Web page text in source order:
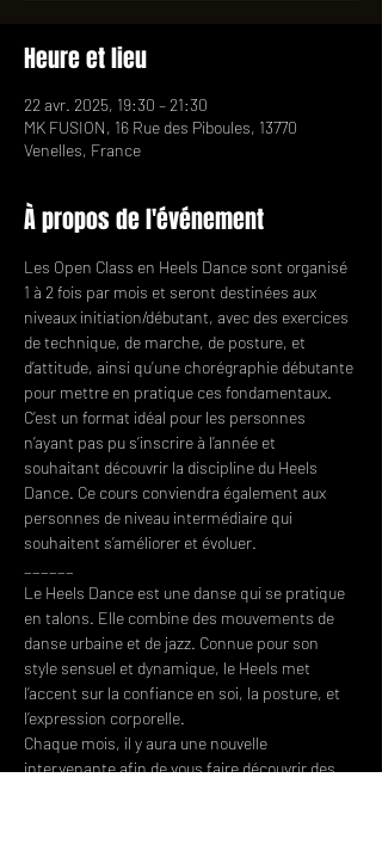
Heure et lieu
22 avr. 2025, 19:30 – 21:30
MK FUSION, 16 Rue des Piboules, 13770
Venelles, France
À propos de l'événement
Les Open Class en Heels Dance sont organisé
1 à 2 fois par mois et seront destinées aux
niveaux initiation/débutant, avec des exercices
de technique, de marche, de posture, et
d’attitude, ainsi qu’une chorégraphie débutante
pour mettre en pratique ces fondamentaux.
C’est un format idéal pour les personnes
n’ayant pas pu s’inscrire à l’année et
souhaitant découvrir la discipline du Heels
Dance. Ce cours conviendra également aux
personnes de niveau intermédiaire qui
souhaitent s’améliorer et évoluer.
Le Heels Dance est une danse qui se pratique
en talons. Elle combine des mouvements de
danse urbaine et de jazz. Connue pour son
style sensuel et dynamique, le Heels met
l’accent sur la confiance en soi, la posture, et
l’expression corporelle.
Chaque mois, il y aura une nouvelle
intervenante afin de vous faire découvrir des